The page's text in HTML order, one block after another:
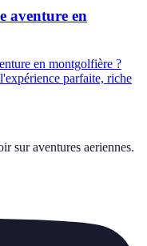
aventure en
en montgolfière ?
parfaite, riche
sur aventures aeriennes.